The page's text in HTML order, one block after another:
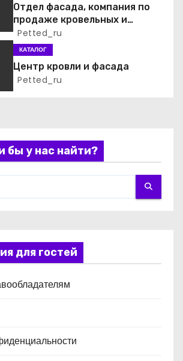
Отдел фасада, компания по
продаже кровельных и
фасадных материалов
Petted_ru
КАТАЛОГ
Центр кровли и фасада
Petted_ru
бы у нас найти?
для гостей